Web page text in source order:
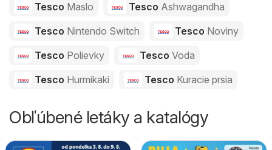
Tesco Maslo Tesco Ashwagandha
Tesco Nintendo Switch Tesco Noviny
Tesco Polievky Tesco Voda
Tesco Hurmikaki Tesco Kuracie prsia
Obľúbené letáky a katalógy